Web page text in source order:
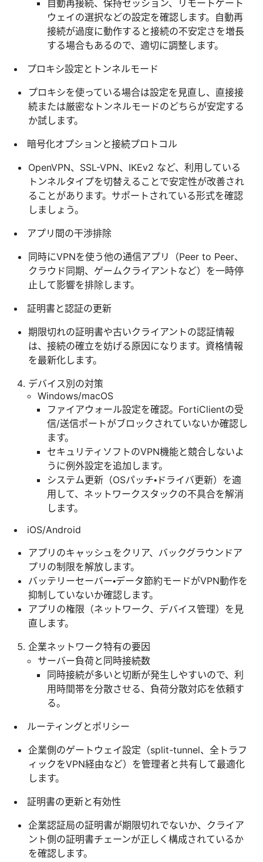
自動再接続、保持セッション、リモートゲート
ウェイの選択などの設定を確認します。自動再
接続が過度に動作すると接続の不安定さを増長
する場合もあるので、適切に調整します。
プロキシ設定とトンネルモード
プロキシを使っている場合は設定を見直し、直接接
続または厳密なトンネルモードのどちらが安定する
か試します。
暗号化オプションと接続プロトコル
OpenVPN、SSL-VPN、IKEv2 など、利用している
トンネルタイプを切替えることで安定性が改善され
ることがあります。サポートされている形式を確認
しましょう。
アプリ間の干渉排除
同時にVPNを使う他の通信アプリ（Peer to Peer、
クラウド同期、ゲームクライアントなど）を一時停
止して影響を排除します。
証明書と認証の更新
期限切れの証明書や古いクライアントの認証情報
は、接続の確立を妨げる原因になります。資格情報
を最新化します。
デバイス別の対策
Windows/macOS
ファイアウォール設定を確認。FortiClientの受
信/送信ポートがブロックされていないか確認し
ます。
セキュリティソフトのVPN機能と競合しないよ
うに例外設定を追加します。
システム更新（OSパッチ・ドライバ更新）を適
用して、ネットワークスタックの不具合を解消
します。
iOS/Android
アプリのキャッシュをクリア、バックグラウンドア
プリの制限を解放します。
バッテリーセーバー・データ節約モードがVPN動作を
抑制していないか確認します。
アプリの権限（ネットワーク、デバイス管理）を見
直します。
企業ネットワーク特有の要因
サーバー負荷と同時接続数
同時接続が多いと切断が発生しやすいので、利
用時間帯を分散させる、負荷分散対応を依頼す
る。
ルーティングとポリシー
企業側のゲートウェイ設定（split-tunnel、全トラフ
ィックをVPN経由など）を管理者と共有して最適化
します。
証明書の更新と有効性
企業認証局の証明書が期限切れでないか、クライア
ント側の証明書チェーンが正しく構成されているか
を確認します。